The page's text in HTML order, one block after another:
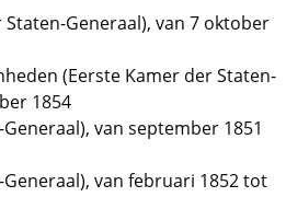
Generaal), van 7 oktober
(Eerste Kamer der Staten-
1854
van september 1851
van februari 1852 tot